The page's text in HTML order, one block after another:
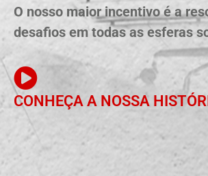
O nosso maior incentivo é a
desafios em todas as esferas
CONHEÇA A NOSSA